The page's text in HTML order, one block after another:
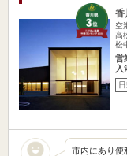
香
空
高
松
営
入
市内にあり便